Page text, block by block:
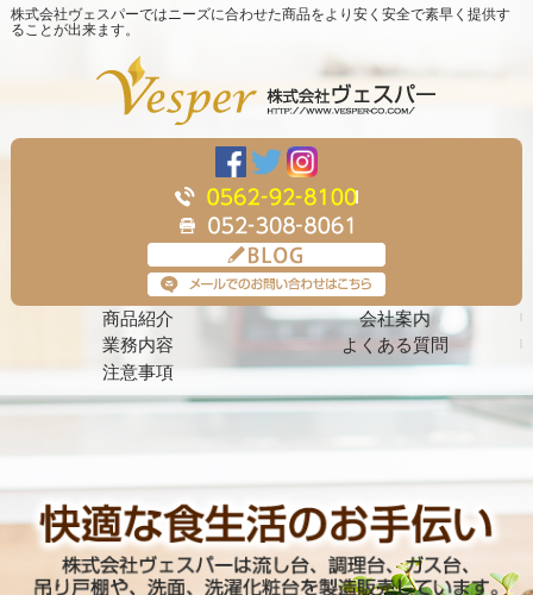
株式会社ヴェスパーではニーズに合わせた商品をより安く安全で素早く提供す
ることが出来ます。
商品紹介
会社案内
業務内容
よくある質問
注意事項